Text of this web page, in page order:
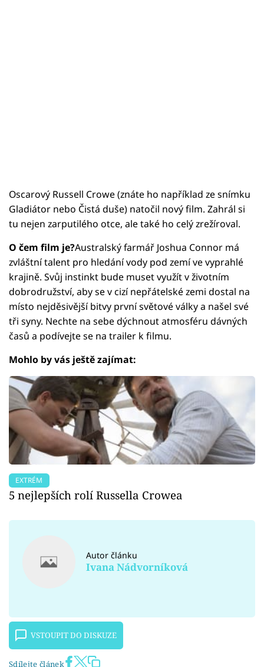
Oscarový Russell Crowe (znáte ho například ze snímku
Gladiátor nebo Čistá duše) natočil nový film. Zahrál si
tu nejen zarputilého otce, ale také ho celý zrežíroval.
O čem film je?Australský farmář Joshua Connor má
zvláštní talent pro hledání vody pod zemí ve vyprahlé
krajině. Svůj instinkt bude muset využít v životním
dobrodružství, aby se v cizí nepřátelské zemi dostal na
místo nejděsivější bitvy první světové války a našel své
tři syny. Nechte na sebe dýchnout atmosféru dávných
časů a podívejte se na trailer k filmu.
Mohlo by vás ještě zajímat:
EXTRÉM
5 nejlepších rolí Russella Crowea
Autor článku
Ivana Nádvorníková
VSTOUPIT DO DISKUZE
Sdílejte článek